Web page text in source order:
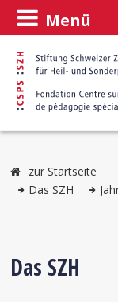
Menü
zur Startseite
Das SZH
Das SZH